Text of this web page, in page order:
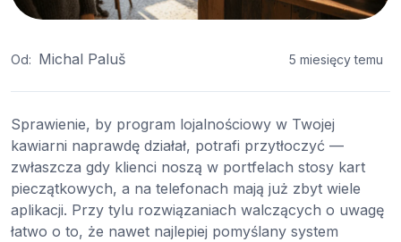
Od: Michal Paluš 5 miesięcy temu
Sprawienie, by program lojalnościowy w Twojej
kawiarni naprawdę działał, potrafi przytłoczyć —
zwłaszcza gdy klienci noszą w portfelach stosy kart
pieczątkowych, a na telefonach mają już zbyt wiele
aplikacji. Przy tylu rozwiązaniach walczących o uwagę
łatwo o to, że nawet najlepiej pomyślany system